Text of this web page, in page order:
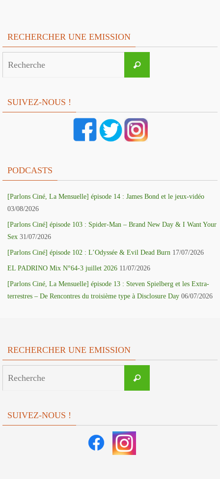
RECHERCHER UNE EMISSION
Recherche
SUIVEZ-NOUS !
PODCASTS
[Parlons Ciné, La Mensuelle] épisode 14 : James Bond et le jeux-vidéo
03/08/2026
[Parlons Ciné] épisode 103 : Spider-Man – Brand New Day & I Want Your
Sex 31/07/2026
[Parlons Ciné] épisode 102 : L’Odyssée & Evil Dead Burn 17/07/2026
EL PADRINO Mix N°64-3 juillet 2026 11/07/2026
[Parlons Ciné, La Mensuelle] épisode 13 : Steven Spielberg et les Extra-
terrestres – De Rencontres du troisième type à Disclosure Day 06/07/2026
RECHERCHER UNE EMISSION
Recherche
SUIVEZ-NOUS !